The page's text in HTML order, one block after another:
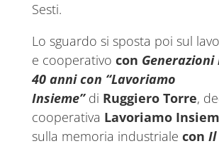
Sesti.
Lo sguardo si sposta poi sul
e cooperativo con
40 anni con “Lavoriamo
Insieme”di Ruggiero Torre,
cooperativa Lavoriamo
sulla memoria industriale con Il